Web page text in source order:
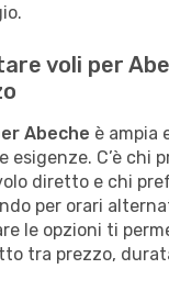
voli per
Abeche è ampia
esigenze. C’è chi
diretto e chi
per orari
le opzioni ti
tra prezzo,